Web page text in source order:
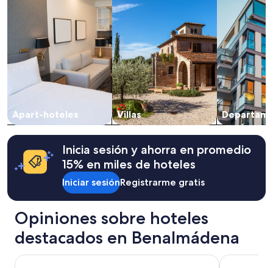
noche
para
adultos.
Los
y
la
disponibilidad
están
sujetos
Aplican
términos
adicionales.
Apart-hoteles Villas
Inicia sesión y ahorra en promedio
15% en miles de hoteles
Iniciar sesiónRegistrarme gratis
Opiniones sobre hoteles
destacados en Benalmádena
Benalma Hotel Costa del Sol Silken